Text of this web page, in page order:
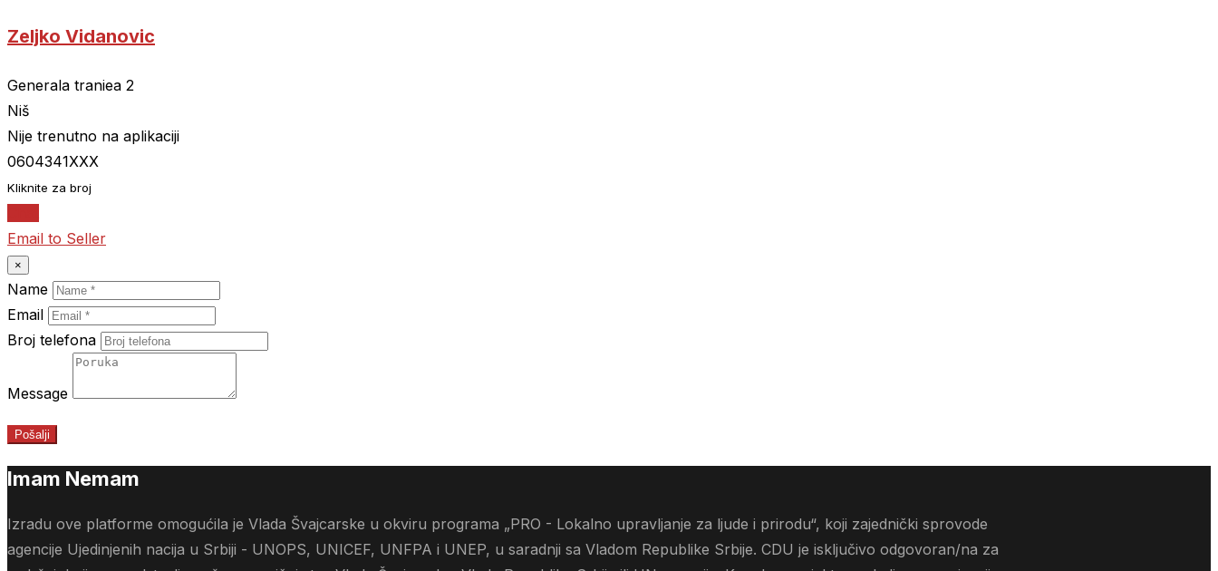
Zeljko Vidanovic
Generala traniea 2
Niš
Nije trenutno na aplikaciji
0604341XXX
Kliknite za broj
Email to Seller
×
Name
Email
Broj telefona
Message
Pošalji
Imam Nemam
Izradu ove platforme omogućila je Vlada Švajcarske u okviru programa „PRO - Lokalno upravljanje za ljude i prirodu“, koji zajednički sprovode
agencije Ujedinjenih nacija u Srbiji - UNOPS, UNICEF, UNFPA i UNEP, u saradnji sa Vladom Republike Srbije. CDU je isključivo odgovoran/na za